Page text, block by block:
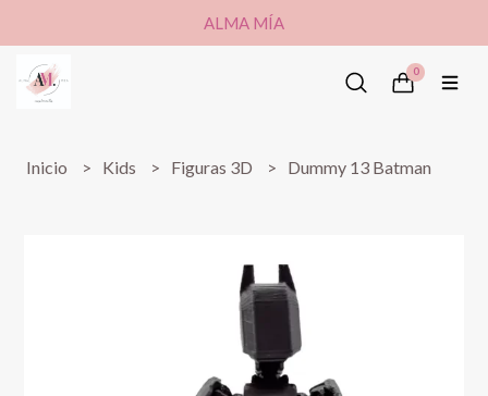
ALMA MÍA
0
Inicio Kids Figuras 3D Dummy 13 Batman